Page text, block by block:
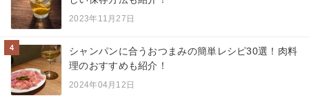
2023年11月27日
4
シャンパンに合うおつまみの簡単レシピ30選！肉料
理のおすすめも紹介！
2024年04月12日